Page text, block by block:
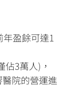
盈餘可達1
3萬人)，
院的營運進